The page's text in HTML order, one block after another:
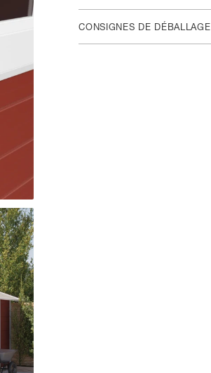
CONSIGNES DE DÉBALLAGE